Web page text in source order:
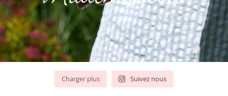
Charger plus Suivez nous